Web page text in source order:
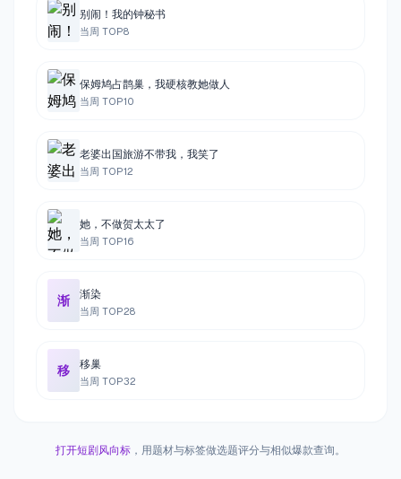
别闹！我的钟秘书
当周 TOP8
保姆鸠占鹊巢，我硬核教她做人
当周 TOP10
老婆出国旅游不带我，我笑了
当周 TOP12
她，不做贺太太了
当周 TOP16
渐 渐染
当周 TOP28
移 移巢
当周 TOP32
打开短剧风向标 ，用题材与标签做选题评分与相似爆款查询。